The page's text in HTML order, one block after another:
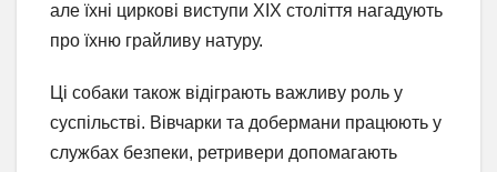
але їхні циркові виступи XIX століття нагадують
про їхню грайливу натуру.
Ці собаки також відіграють важливу роль у
суспільстві. Вівчарки та добермани працюють у
службах безпеки, ретривери допомагають